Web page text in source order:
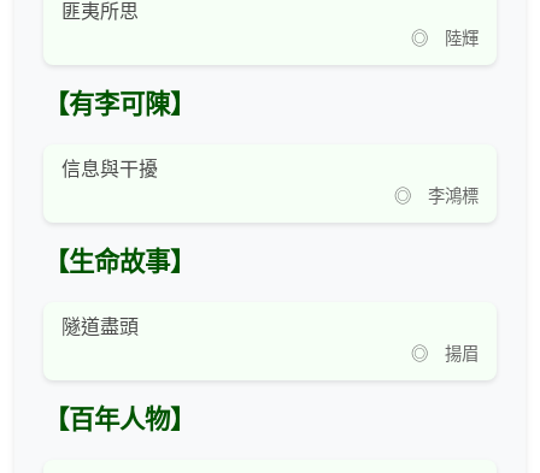
匪夷所思
◎ 陸輝
【有李可陳】
信息與干擾
◎ 李鴻標
【生命故事】
隧道盡頭
◎ 揚眉
【百年人物】